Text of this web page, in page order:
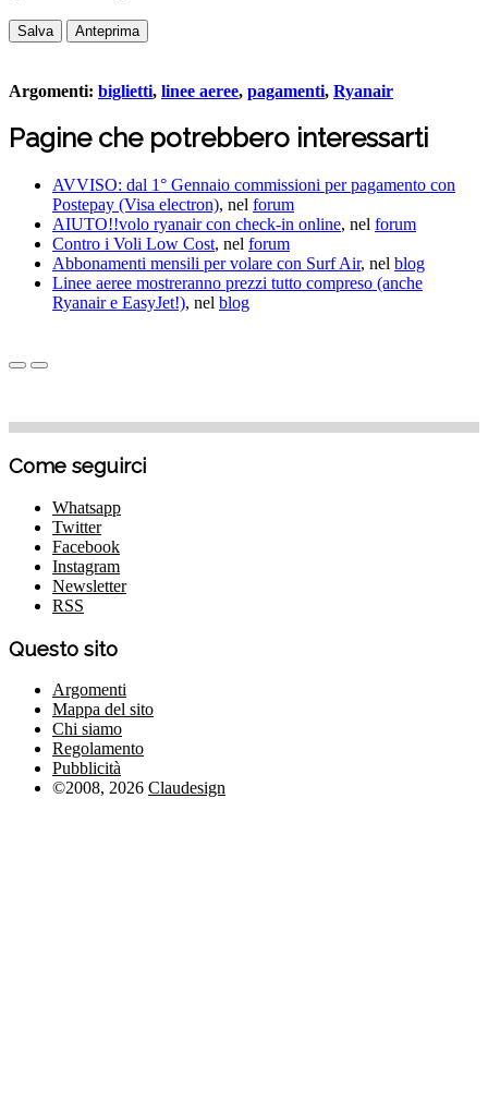
Anteprima
Argomenti: biglietti, linee aeree, pagamenti, Ryanair
Pagine che potrebbero interessarti
AVVISO: dal 1° Gennaio commissioni per pagamento con
Postepay (Visa electron), nel forum
AIUTO!!volo ryanair con check-in online, nel forum
Contro i Voli Low Cost, nel forum
Abbonamenti mensili per volare con Surf Air, nel blog
Linee aeree mostreranno prezzi tutto compreso (anche
Ryanair e EasyJet!), nel blog
Come seguirci
Whatsapp
Twitter
Facebook
Instagram
Newsletter
RSS
Questo sito
Argomenti
Mappa del sito
Chi siamo
Regolamento
Pubblicità
©2008, 2026 Claudesign